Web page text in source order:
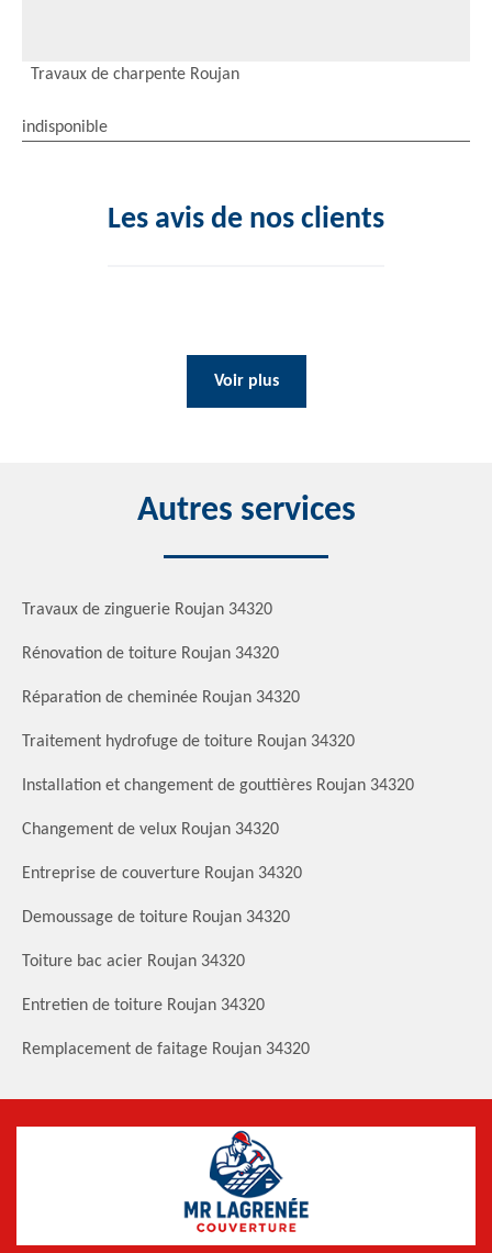
Travaux de charpente Roujan
indisponible
Les avis de nos clients
Voir plus
Autres services
Travaux de zinguerie Roujan 34320
Rénovation de toiture Roujan 34320
Réparation de cheminée Roujan 34320
Traitement hydrofuge de toiture Roujan 34320
Installation et changement de gouttières Roujan 34320
Changement de velux Roujan 34320
Entreprise de couverture Roujan 34320
Demoussage de toiture Roujan 34320
Toiture bac acier Roujan 34320
Entretien de toiture Roujan 34320
Remplacement de faitage Roujan 34320